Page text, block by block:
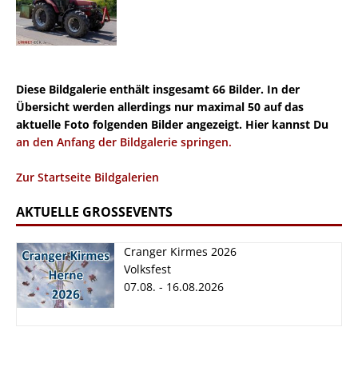
Diese Bildgalerie enthält insgesamt 66 Bilder. In der
Übersicht werden allerdings nur maximal 50 auf das
aktuelle Foto folgenden Bilder angezeigt. Hier kannst Du
an den Anfang der Bildgalerie springen.
Zur Startseite Bildgalerien
AKTUELLE GROSSEVENTS
Cranger Kirmes 2026
Volksfest
07.08. - 16.08.2026